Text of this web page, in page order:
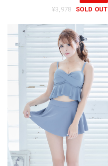
¥3,978 SOLD OUT